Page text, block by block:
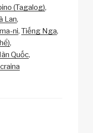
p
h
at
e
(Tagalog)
Lan
ni Tiếng Nga
Quốc